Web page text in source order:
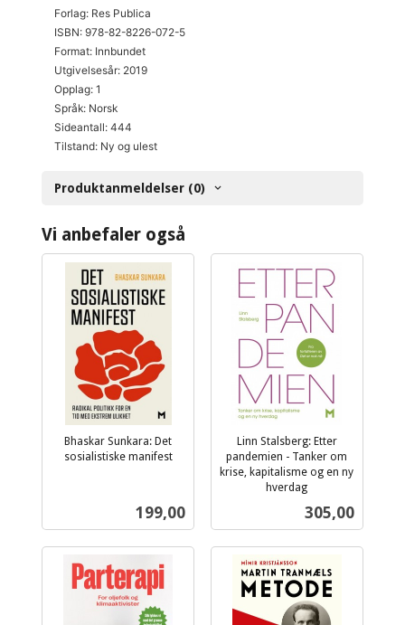
Forlag: Res Publica
ISBN: 978-82-8226-072-5
Format: Innbundet
Utgivelsesår: 2019
Opplag: 1
Språk: Norsk
Sideantall: 444
Tilstand: Ny og ulest
Produktanmeldelser (0)
Vi anbefaler også
Bhaskar Sunkara: Det
sosialistiske manifest
Pris
199,00
Linn Stalsberg: Etter
pandemien - Tanker om
krise, kapitalisme og en ny
hverdag
Pris
305,00